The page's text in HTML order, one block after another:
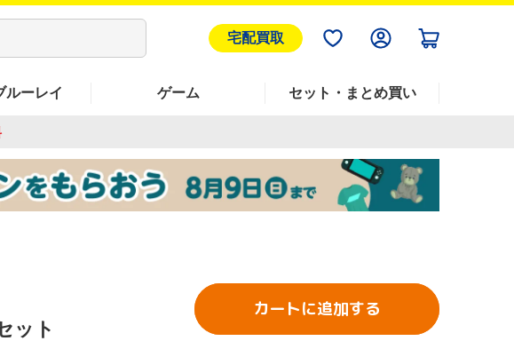
宅配買取
ルーレイ ゲーム セット・まとめ買い
ット
カートに追加する